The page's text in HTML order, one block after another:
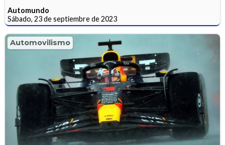
Automundo
Sábado, 23 de septiembre de 2023
Automovilismo